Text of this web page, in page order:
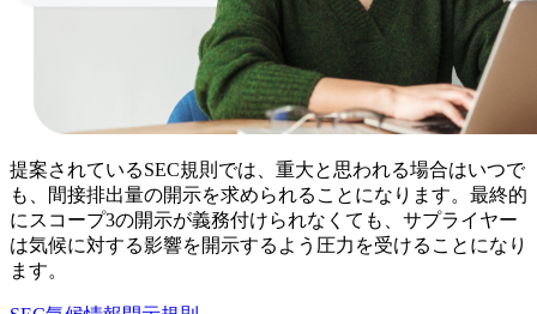
提案されているSEC規則では、重大と思われる場合はいつで
も、間接排出量の開示を求められることになります。最終的
にスコープ3の開示が義務付けられなくても、サプライヤー
は気候に対する影響を開示するよう圧力を受けることになり
ます。